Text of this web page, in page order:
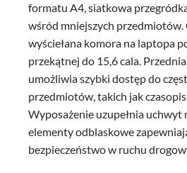
formatu A4, siatkowa
wśród mniejszych przedmiotów.
wyściełana komora na laptopa
przekątnej do 15,6 cala.
umożliwia szybki dostęp do
przedmiotów, takich jak
Wyposażenie uzupełnia uchwyt
elementy odblaskowe
bezpieczeństwo w ruchu